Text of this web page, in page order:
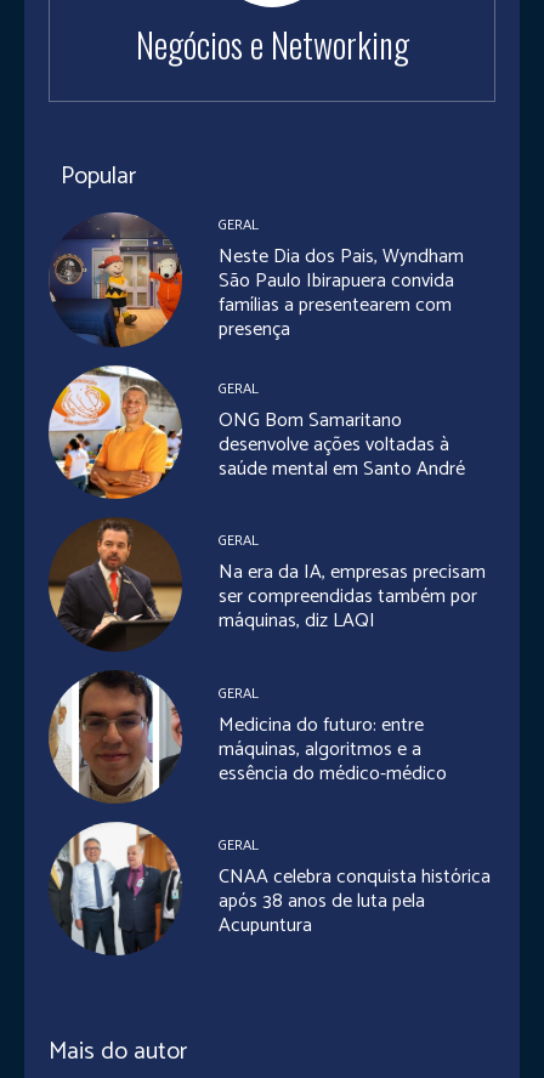
Negócios e Networking
Popular
GERAL
Neste Dia dos Pais, Wyndham
São Paulo Ibirapuera convida
famílias a presentearem com
presença
GERAL
ONG Bom Samaritano
desenvolve ações voltadas à
saúde mental em Santo André
GERAL
Na era da IA, empresas precisam
ser compreendidas também por
máquinas, diz LAQI
GERAL
Medicina do futuro: entre
máquinas, algoritmos e a
essência do médico-médico
GERAL
CNAA celebra conquista histórica
após 38 anos de luta pela
Acupuntura
Mais do autor